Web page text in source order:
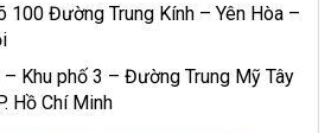
100 Đường Trung Kính – Yên Hòa –
Khu phố 3 – Đường Trung Mỹ Tây
Hồ Chí Minh